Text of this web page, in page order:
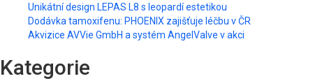
Unikátní design LEPAS L8 s leopardí estetikou
Dodávka tamoxifenu: PHOENIX zajišťuje léčbu v ČR
Akvizice AVVie GmbH a systém AngelValve v akci
Kategorie